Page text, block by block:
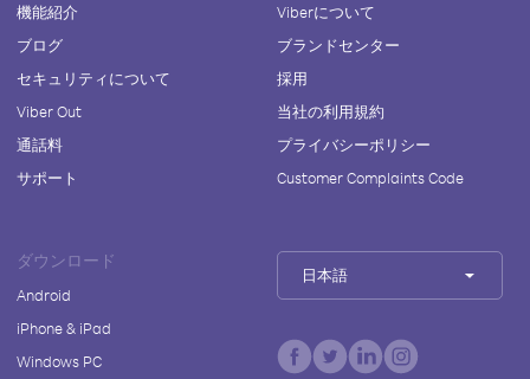
機能紹介
ブログ
セキュリティについて
Viber Out
通話料
サポート
Viberについて
ブランドセンター
採用
当社の利用規約
プライバシーポリシー
Customer Complaints Code
ダウンロード
Android
iPhone & iPad
Windows PC
日本語